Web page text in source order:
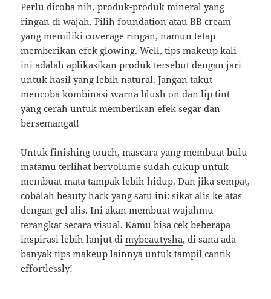
Perlu dicoba nih, produk-produk mineral yang
ringan di wajah. Pilih foundation atau BB cream
yang memiliki coverage ringan, namun tetap
memberikan efek glowing. Well, tips makeup kali
ini adalah aplikasikan produk tersebut dengan jari
untuk hasil yang lebih natural. Jangan takut
mencoba kombinasi warna blush on dan lip tint
yang cerah untuk memberikan efek segar dan
bersemangat!
Untuk finishing touch, mascara yang membuat bulu
matamu terlihat bervolume sudah cukup untuk
membuat mata tampak lebih hidup. Dan jika sempat,
cobalah beauty hack yang satu ini: sikat alis ke atas
dengan gel alis. Ini akan membuat wajahmu
terangkat secara visual. Kamu bisa cek beberapa
inspirasi lebih lanjut dimybeautysha, di sana ada
banyak tips makeup lainnya untuk tampil cantik
effortlessly!